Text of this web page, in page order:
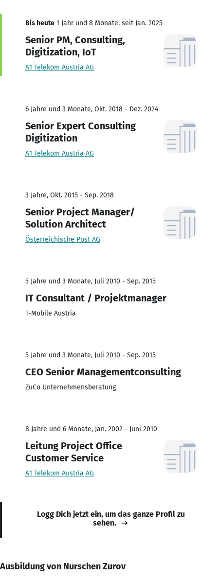
Bis heute 1 Jahr und 8 Monate, seit Jan. 2025
Senior PM, Consulting,
Digitization, IoT
A1 Telekom Austria AG
6 Jahre und 3 Monate, Okt. 2018 - Dez. 2024
Senior Expert Consulting
Digitization
A1 Telekom Austria AG
3 Jahre, Okt. 2015 - Sep. 2018
Senior Project Manager/
Solution Architect
Österreichische Post AG
5 Jahre und 3 Monate, Juli 2010 - Sep. 2015
IT Consultant / Projektmanager
T-Mobile Austria
5 Jahre und 3 Monate, Juli 2010 - Sep. 2015
CEO Senior Managementconsulting
ZuCo Unternehmensberatung
8 Jahre und 6 Monate, Jan. 2002 - Juni 2010
Leitung Project Office
Customer Service
A1 Telekom Austria AG
Logg Dich jetzt ein, um das ganze Profil zu
sehen.
Ausbildung von Nurschen Zurov